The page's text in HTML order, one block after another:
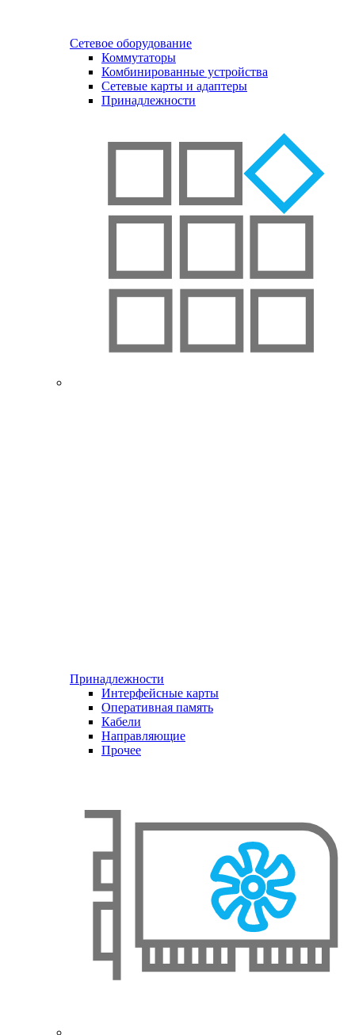
Сетевое оборудование
Коммутаторы
Комбинированные устройства
Сетевые карты и адаптеры
Принадлежности
Принадлежности
Интерфейсные карты
Оперативная память
Кабели
Направляющие
Прочее